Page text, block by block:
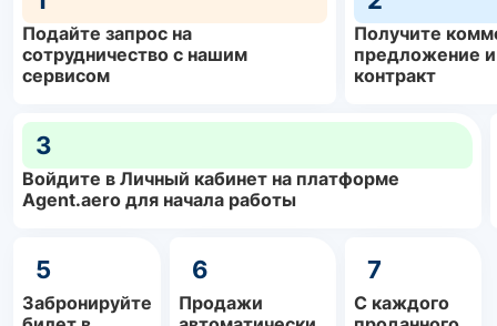
Подайте запрос на
сотрудничество с нашим
сервисом
Получите
предложение
контракт
3
Войдите в Личный кабинет на платформе
Agent.aero для начала работы
5
Забронируйте
6
Продажи
7
С каждого